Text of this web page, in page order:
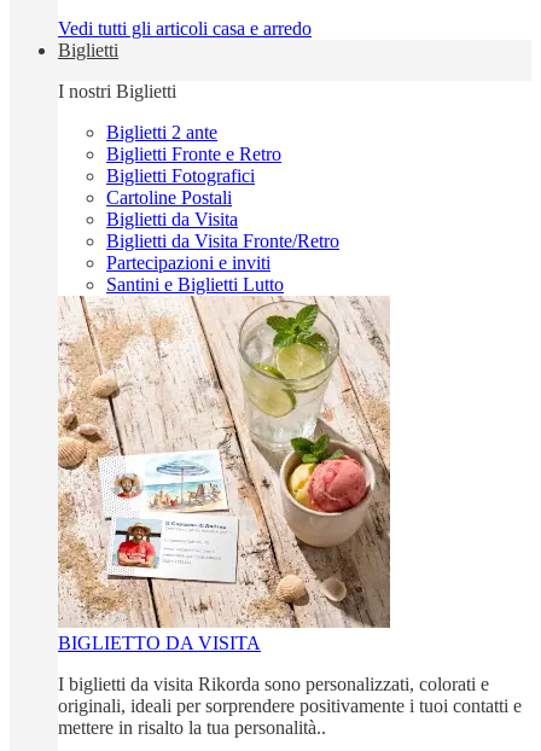
Vedi tutti gli articoli casa e arredo
Biglietti
I nostri Biglietti
Biglietti 2 ante
Biglietti Fronte e Retro
Biglietti Fotografici
Cartoline Postali
Biglietti da Visita
Biglietti da Visita Fronte/Retro
Partecipazioni e inviti
Santini e Biglietti Lutto
BIGLIETTO DA VISITA
I biglietti da visita Rikorda sono personalizzati, colorati e
originali, ideali per sorprendere positivamente i tuoi contatti e
mettere in risalto la tua personalità..